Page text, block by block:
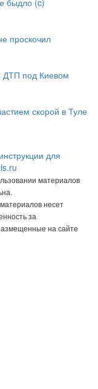
для
материалов
несет
за
на сайте